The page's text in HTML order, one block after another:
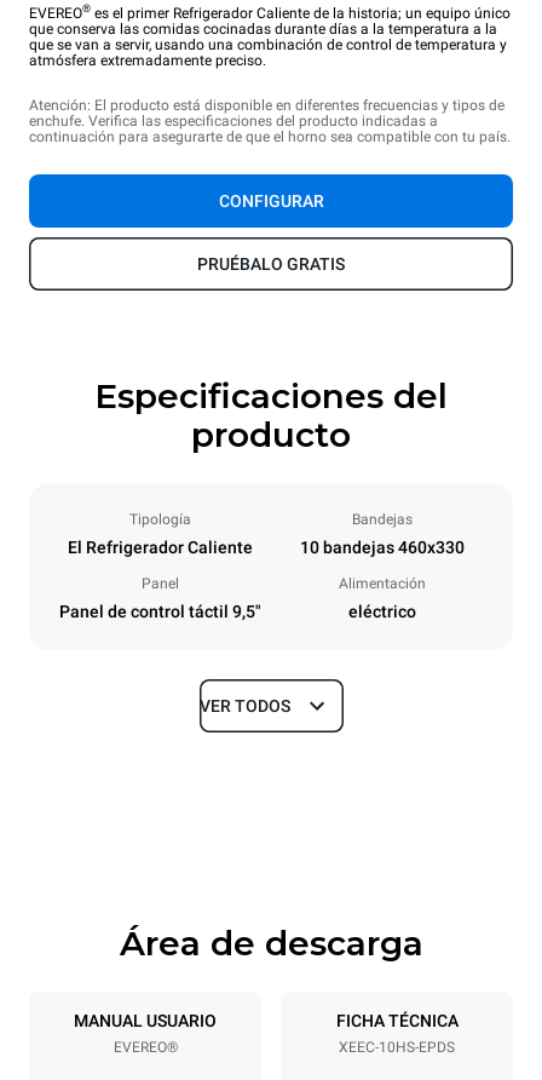
EVEREO® es el primer Refrigerador Caliente de la historia; un equipo único
que conserva las comidas cocinadas durante días a la temperatura a la
que se van a servir, usando una combinación de control de temperatura y
atmósfera extremadamente preciso.
Atención: El producto está disponible en diferentes frecuencias y tipos de
enchufe. Verifica las especificaciones del producto indicadas a
continuación para asegurarte de que el horno sea compatible con tu país.
CONFIGURAR
PRUÉBALO GRATIS
Especificaciones del
producto
Tipología
El Refrigerador Caliente
Bandejas
10 bandejas 460x330
Panel
Panel de control táctil 9,5"
Alimentación
eléctrico
Tamaños
Especificaciones de la bandeja
10 460x330
Distancia entre bandejas
VER TODOS
Área de descarga
MANUAL USUARIO
EVEREO®
FICHA TÉCNICA
XEEC-10HS-EPDS